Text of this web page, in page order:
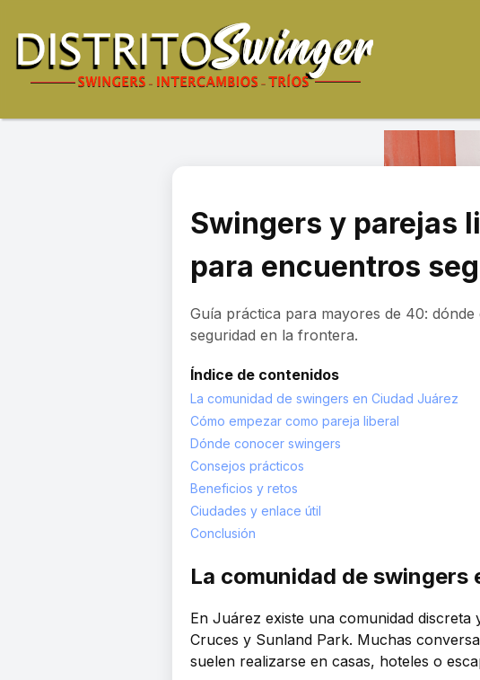
Swingers y parejas
para encuentros
Guía práctica para mayores de 40:
seguridad en la frontera.
Índice de contenidos
La comunidad de swingers en Ciudad Juárez
Cómo empezar como pareja liberal
Dónde conocer swingers
Consejos prácticos
Beneficios y retos
Ciudades y enlace útil
Conclusión
La comunidad de swingers
En Juárez existe una comunidad
Cruces y Sunland Park. Muchas
suelen realizarse en casas, hoteles o